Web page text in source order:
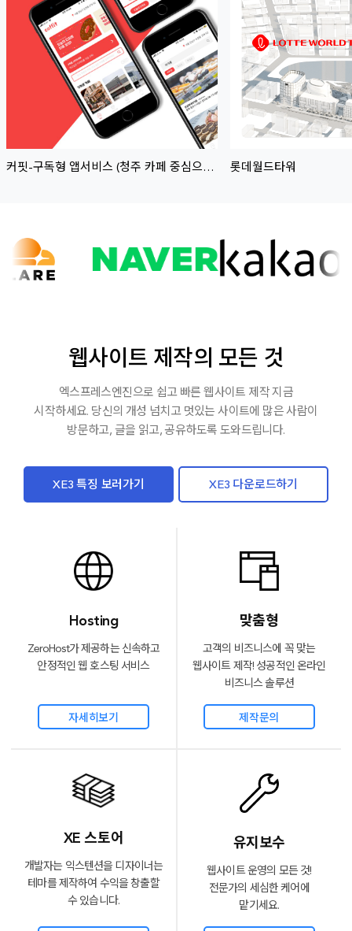
커핏-구독형 앱서비스 (청주 카페 중심으로
롯데월드타워
웹사이트 제작의 모든 것
엑스프레스엔진으로 쉽고 빠른 웹사이트 제작 지금
시작하세요. 당신의 개성 넘치고 멋있는 사이트에 많은 사람이
방문하고, 글을 읽고, 공유하도록 도와드립니다.
XE3 특징 보러가기 XE3 다운로드하기
Hosting
ZeroHost가 제공하는 신속하고
안정적인 웹 호스팅 서비스
자세히보기
맞춤형
고객의 비즈니스에 꼭 맞는
웹사이트 제작! 성공적인 온라인
비즈니스 솔루션
제작문의
XE 스토어
개발자는 익스텐션을 디자이너는
테마를 제작하여 수익을 창출할
수 있습니다.
유지보수
웹사이트 운영의 모든 것!
전문가의 세심한 케어에
맡기세요.